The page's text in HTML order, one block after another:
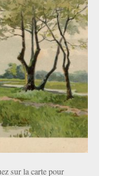
sur la carte pour